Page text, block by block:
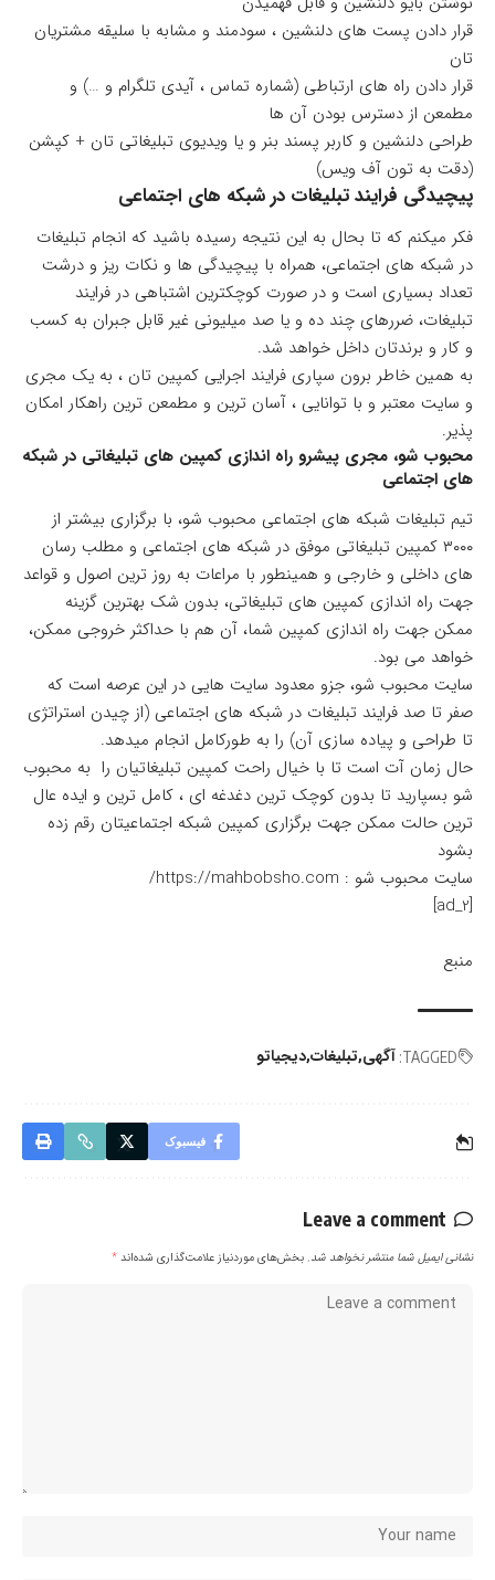
قرار دادن پست های دلنشین ، سودمند و مشابه با سلیقه مشتریان
تان
قرار دادن راه های ارتباطی (شماره تماس ، آیدی تلگرام و …) و
مطمعن از دسترس بودن آن ها
طراحی دلنشین و کاربر پسند بنر و یا ویدیوی تبلیغاتی تان + کپشن
(دقت به تون آف ویس)
پیچیدگی فرایند تبلیغات در شبکه های اجتماعی
فکر میکنم که تا بحال به این نتیجه رسیده باشید که انجام تبلیغات
در شبکه های اجتماعی، همراه با پیچیدگی ها و نکات ریز و درشت
تعداد بسیاری است و در صورت کوچکترین اشتباهی در فرایند
تبلیغات، ضررهای چند ده و یا صد میلیونی غیر قابل جبران به کسب
و کار و برندتان داخل خواهد شد.
به همین خاطر برون سپاری فرایند اجرایی کمپین تان ، به یک مجری
و سایت معتبر و با توانایی ، آسان ترین و مطمعن ترین راهکار امکان
پذیر.
محبوب شو، مجری پیشرو راه اندازی کمپین های تبلیغاتی در شبکه
های اجتماعی
تیم تبلیغات شبکه های اجتماعی محبوب شو، با برگزاری بیشتر از
۳۰۰۰ کمپین تبلیغاتی موفق در شبکه های اجتماعی و مطلب رسان
های داخلی و خارجی و همینطور با مراعات به روز ترین اصول و قواعد
جهت راه اندازی کمپین های تبلیغاتی، بدون شک بهترین گزینه
ممکن جهت راه اندازی کمپین شما، آن هم با حداکثر خروجی ممکن،
خواهد می بود.
سایت محبوب شو، جزو معدود سایت هایی در این عرصه است که
صفر تا صد فرایند تبلیغات در شبکه های اجتماعی (از چیدن استراتژی
تا طراحی و پیاده سازی آن) را به طورکامل انجام میدهد.
حال زمان آت است تا با خیال راحت کمپین تبلیغاتیان را به محبوب
شو بسپارید تا بدون کوچک ترین دغدغه ای ، کامل ترین و ایده عال
ترین حالت ممکن جهت برگزاری کمپین شبکه اجتماعیتان رقم زده
بشود
سایت محبوب شو : https://mahbobsho.com/
[ad_2]
منبع
TAGGED: آگهی تبلیغاتدیجیاتو
فیسبوک
Leave a comment
نشانی ایمیل شما منتشر نخواهد شد. بخش‌های موردنیاز علامت‌گذاری شده‌اند*